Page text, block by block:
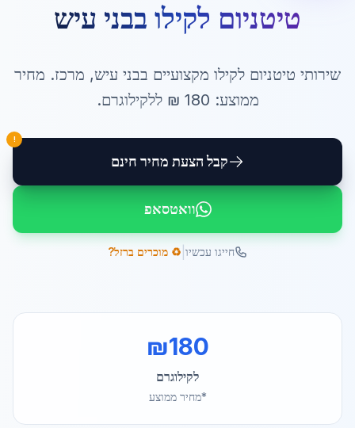
טיטניום לקילו בבני עיש
שירותי טיטניום לקילו מקצועיים בבני עיש, מרכז. מחיר
ממוצע: 180 ₪ ללקילוגרם.
קבל הצעת מחיר חינם
!
וואטסאפ
חייגו עכשיו ♻️ מוכרים ברזל?
₪180
לקילוגרם
*מחיר ממוצע